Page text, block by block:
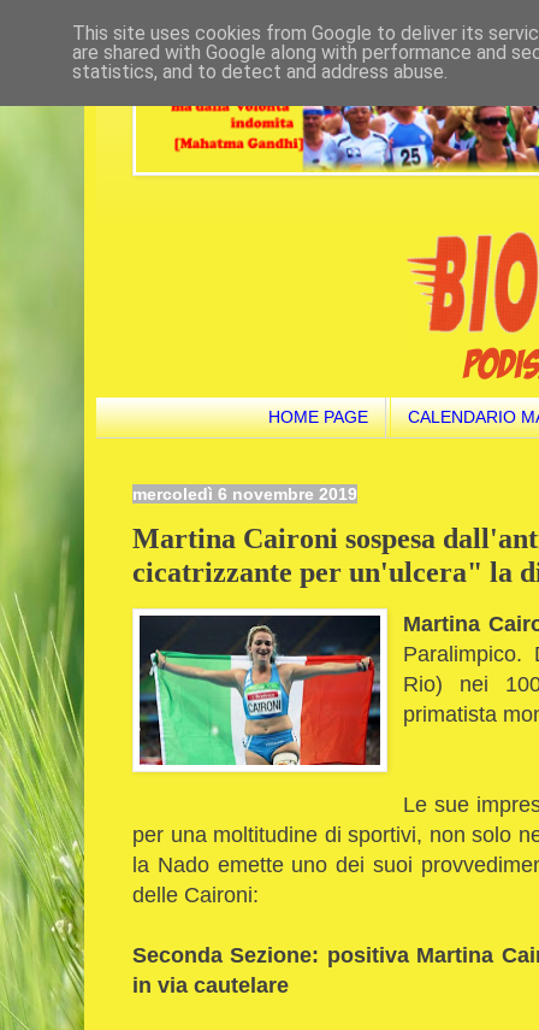
HOME PAGE CALENDARIO
mercoledì 6 novembre 2019
Martina Caironi sospesa
cicatrizzante per un'ulcera" la
Martina
Paralimpico.
Rio) nei
primatista
Le sue
per una moltitudine di sportivi, non solo
la Nado emette uno dei suoi
delle Caironi:
Seconda Sezione: positiva Martina
in via cautelare
This site uses cookies from Google to deliver its
are shared with Google along with performance and
statistics, and to detect and address abuse.